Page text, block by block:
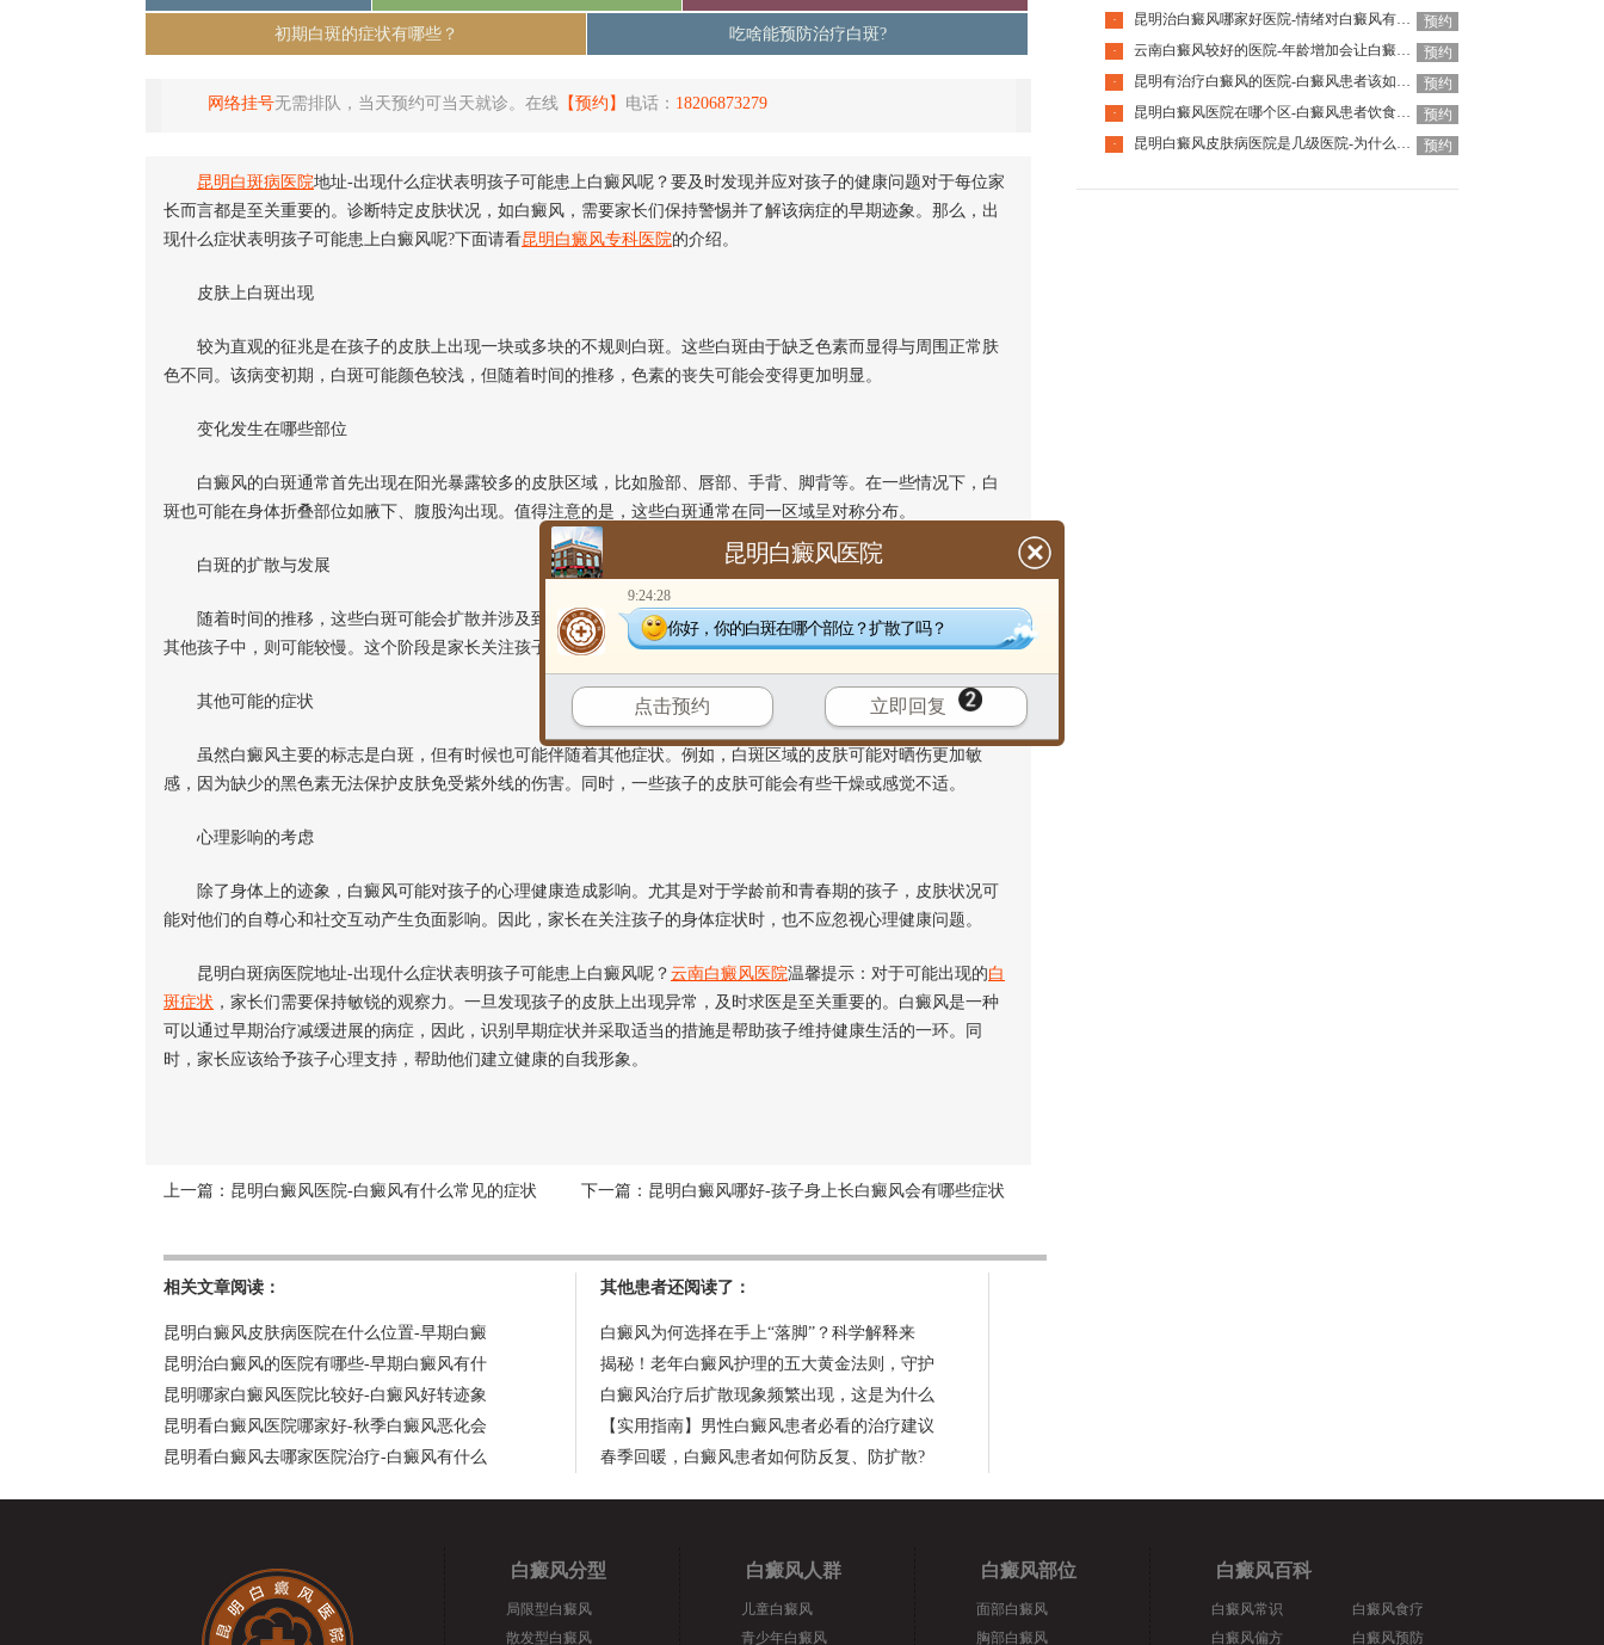
初期白斑的症状有哪些？ 吃啥能预防治疗白斑?
网络挂号无需排队，当天预约可当天就诊。在线 【预约】 电话： 18206873279
昆明白斑病医院地址-出现什么症状表明孩子可能患上白癜风呢？要及时发现并应对孩子的健康问题对于每位家
长而言都是至关重要的。诊断特定皮肤状况，如白癜风，需要家长们保持警惕并了解该病症的早期迹象。那么，出
现什么症状表明孩子可能患上白癜风呢?下面请看昆明白癜风专科医院的介绍。
皮肤上白斑出现
较为直观的征兆是在孩子的皮肤上出现一块或多块的不规则白斑。这些白斑由于缺乏色素而显得与周围正常肤
色不同。该病变初期，白斑可能颜色较浅，但随着时间的推移，色素的丧失可能会变得更加明显。
变化发生在哪些部位
白癜风的白斑通常首先出现在阳光暴露较多的皮肤区域，比如脸部、唇部、手背、脚背等。在一些情况下，白
斑也可能在身体折叠部位如腋下、腹股沟出现。值得注意的是，这些白斑通常在同一区域呈对称分布。
白斑的扩散与发展
随着时间的推移，这些白斑可能会扩散并涉及到更大的皮肤区域。在某些孩子中，白斑增长的速度较快，而在
其他孩子中，则可能较慢。这个阶段是家长关注孩子皮肤变化的关键期，如发现白斑有扩散的迹象，应及时求医。
其他可能的症状
虽然白癜风主要的标志是白斑，但有时候也可能伴随着其他症状。例如，白斑区域的皮肤可能对晒伤更加敏
感，因为缺少的黑色素无法保护皮肤免受紫外线的伤害。同时，一些孩子的皮肤可能会有些干燥或感觉不适。
心理影响的考虑
除了身体上的迹象，白癜风可能对孩子的心理健康造成影响。尤其是对于学龄前和青春期的孩子，皮肤状况可
能对他们的自尊心和社交互动产生负面影响。因此，家长在关注孩子的身体症状时，也不应忽视心理健康问题。
昆明白斑病医院地址-出现什么症状表明孩子可能患上白癜风呢？ 云南白癜风医院温馨提示：对于可能出现的白
斑症状 ，家长们需要保持敏锐的观察力。一旦发现孩子的皮肤上出现异常，及时求医是至关重要的。白癜风是一种
可以通过早期治疗减缓进展的病症，因此，识别早期症状并采取适当的措施是帮助孩子维持健康生活的一环。同
时，家长应该给予孩子心理支持，帮助他们建立健康的自我形象。
上一篇： 昆明白癜风医院-白癜风有什么常见的症状 下一篇： 昆明白癜风哪好-孩子身上长白癜风会有哪些症状
相关文章阅读：
昆明白癜风皮肤病医院在什么位置-早期白癜
昆明治白癜风的医院有哪些-早期白癜风有什
昆明哪家白癜风医院比较好-白癜风好转迹象
昆明看白癜风医院哪家好-秋季白癜风恶化会
昆明看白癜风去哪家医院治疗-白癜风有什么
其他患者还阅读了：
白癜风为何选择在手上“落脚”？科学解释来
揭秘！老年白癜风护理的五大黄金法则，守护
白癜风治疗后扩散现象频繁出现，这是为什么
【实用指南】男性白癜风患者必看的治疗建议
春季回暖，白癜风患者如何防反复、防扩散?
·
昆明治白癜风哪家好医院-情绪对白癜风有什么影响
预约
·
云南白癜风较好的医院-年龄增加会让白癜风自己好转吗
预约
·
昆明有治疗白癜风的医院-白癜风患者该如何挑选护肤品呢
预约
·
昆明白癜风医院在哪个区-白癜风患者饮食该怎么选择
预约
·
昆明白癜风皮肤病医院是几级医院-为什么白癜风要尽早治疗 预约
白癜风分型
局限型白癜风
散发型白癜风
白癜风人群
儿童白癜风
青少年白癜风
白癜风部位
面部白癜风
胸部白癜风
白癜风百科
白癜风常识
白癜风偏方
白癜风食疗
白癜风预防
昆明白癜风医院
9:24:28
你好，你的白斑在哪个部位？扩散了吗？
点击预约 立即回复